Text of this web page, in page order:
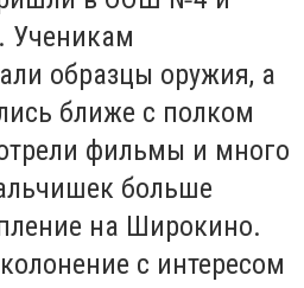
Ученикам
образцы оружия, а
ближе с полком
фильмы и много
больше
на Широкино.
с интересом